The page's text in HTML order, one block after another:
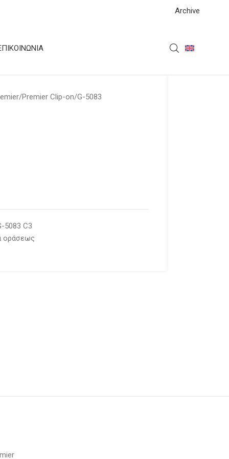
Archive
Premier Clip-on G-5083
5083 C3
οράσεως